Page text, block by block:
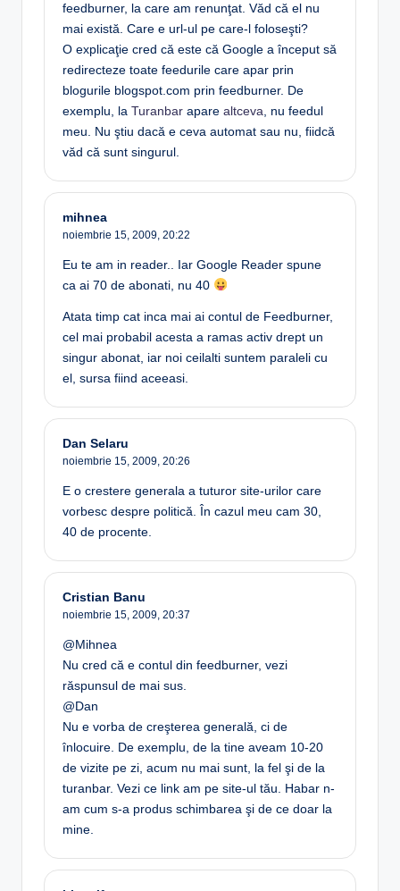
feedburner, la care am renunţat. Văd că el nu
mai există. Care e url-ul pe care-l foloseşti?
O explicaţie cred că este că Google a început să
redirecteze toate feedurile care apar prin
blogurile blogspot.com prin feedburner. De
exemplu, la Turanbar apare altceva , nu feedul
meu. Nu ştiu dacă e ceva automat sau nu, fiidcă
văd că sunt singurul.
mihnea
noiembrie 15, 2009, 20:22
Eu te am in reader.. Iar Google Reader spune
ca ai 70 de abonati, nu 40
Atata timp cat inca mai ai contul de Feedburner,
cel mai probabil acesta a ramas activ drept un
singur abonat, iar noi ceilalti suntem paraleli cu
el, sursa fiind aceeasi.
Dan Selaru
noiembrie 15, 2009, 20:26
E o crestere generala a tuturor site-urilor care
vorbesc despre politică. În cazul meu cam 30,
40 de procente.
Cristian Banu
noiembrie 15, 2009, 20:37
@Mihnea
Nu cred că e contul din feedburner, vezi
răspunsul de mai sus.
@Dan
Nu e vorba de creşterea generală, ci de
înlocuire. De exemplu, de la tine aveam 10-20
de vizite pe zi, acum nu mai sunt, la fel şi de la
turanbar. Vezi ce link am pe site-ul tău. Habar n-
am cum s-a produs schimbarea şi de ce doar la
mine.